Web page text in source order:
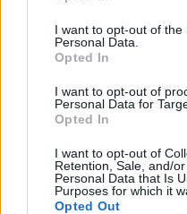
I want to opt-out of the
Personal Data.
Opted In
I want to opt-out of
Personal Data for
Opted In
I want to opt-out of
Retention, Sale, and/
Personal Data that Is
Purposes for which it
Opted Out